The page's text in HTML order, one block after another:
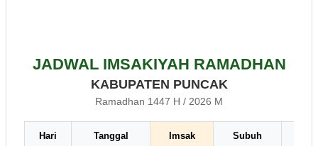
JADWAL IMSAKIYAH RAMADHAN
KABUPATEN PUNCAK
Ramadhan 1447 H / 2026 M
Hari Tanggal Imsak Subuh